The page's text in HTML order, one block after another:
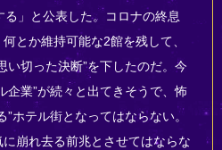
」と公表した。コロナの終息
とか維持可能な2館を残して、
い切った決断”を下したのだ。今
企業”が続々と出てきそうで、怖
ホテル街となってはならない。
崩れ去る前兆とさせてはならな